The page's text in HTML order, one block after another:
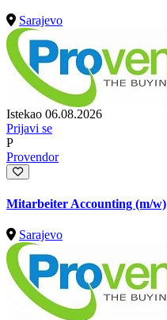
Sarajevo
Istekao 06.08.2026
Prijavi se
P
Provendor
Mitarbeiter Accounting (m/w)
Sarajevo